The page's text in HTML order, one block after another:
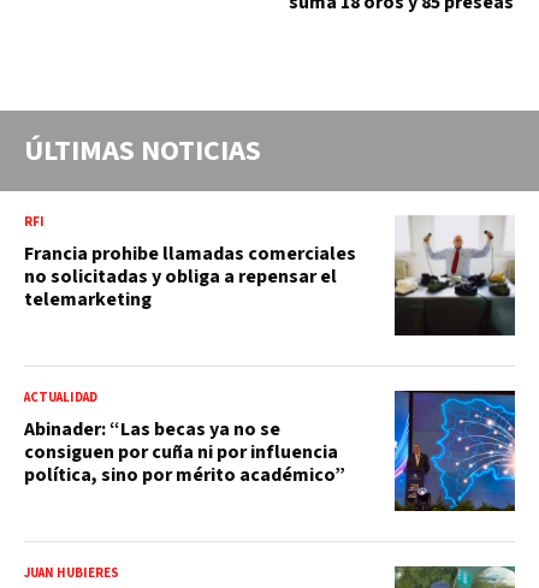
ÚLTIMAS NOTICIAS
RFI
Francia prohibe llamadas comerciales
no solicitadas y obliga a repensar el
telemarketing
ACTUALIDAD
Abinader: “Las becas ya no se
consiguen por cuña ni por influencia
política, sino por mérito académico”
JUAN HUBIERES